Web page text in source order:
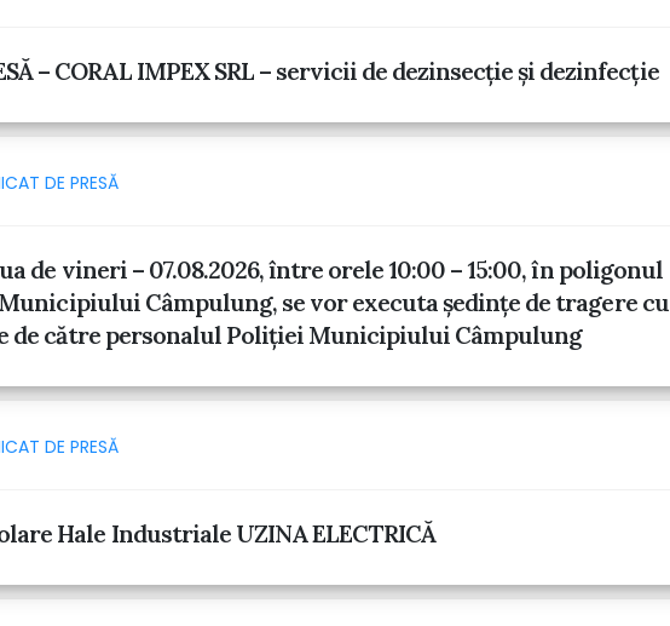
– CORAL IMPEX SRL – servicii de dezinsecţie și dezinfecție
DE PRESĂ
de vineri – 07.08.2026, între orele 10:00 – 15:00, în poligonul
Municipiului Câmpulung, se vor executa ședințe de tragere cu
de către personalul Poliției Municipiului Câmpulung
DE PRESĂ
Hale Industriale UZINA ELECTRICĂ